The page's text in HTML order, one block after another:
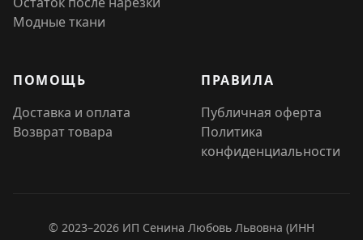
Модные ткани
ПОМОЩЬ
Доставка и оплата
Возврат товара
ПРАВИЛА
Публичная оферта
Политика
конфиденциальности
© 2023–2026 ИП Сенина Любовь Львовна (ИНН